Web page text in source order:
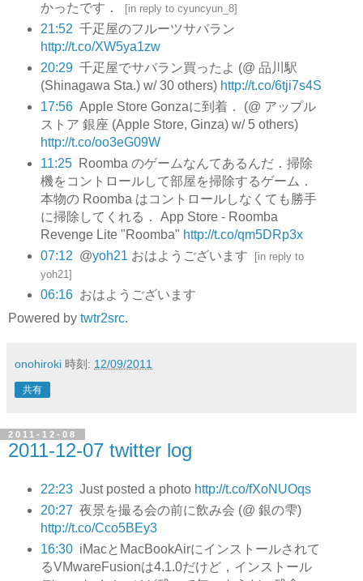
かったです．
[in reply to cyuncyun_8]
21:52 千疋屋のフルーツサバラン
http://t.co/XW5ya1zw
20:29 千疋屋でサバラン買ったよ (@ 品川駅
(Shinagawa Sta.) w/ 30 others) http://t.co/6tji7s4S
17:56 Apple Store Gonzaに到着． (@ アップル
ストア 銀座 (Apple Store, Ginza) w/ 5 others)
http://t.co/oo3eG09W
11:25
Roomba のゲームなんてあるんだ．掃除
機をコントロールして部屋を掃除するゲーム．
本物の Roomba はコントロールしなくても勝手
に掃除してくれる． App Store - Roomba
Revenge Lite "Roomba" http://t.co/qm5DRp3x
07:12 @yoh21 おはようございます [in reply to
yoh21 ]
06:16 おはようございます
Powered by twtr2src.
onohiroki 時刻: 12/09/2011
共有
2011-12-08
2011-12-07 twitter log
22:23 Just posted a photo http://t.co/fXoNUOqs
20:27 夜景を撮る会の前に飲み会 (@ 銀の雫)
http://t.co/Cco5BEy3
16:30 iMacとMacBookAirにインストールされて
るVMwareFusionは4.1.0だけど，インストール